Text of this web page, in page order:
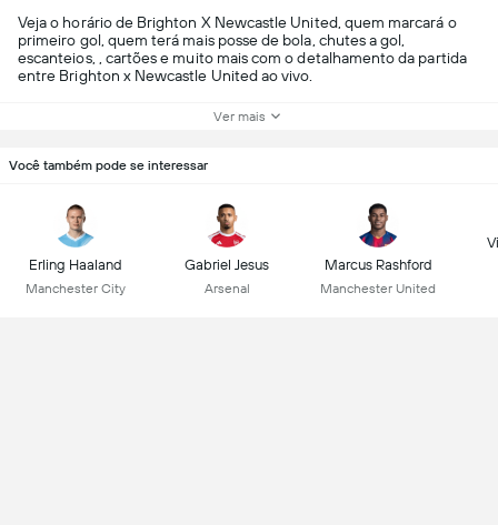
Veja o horário de Brighton X Newcastle United, quem marcará o
primeiro gol, quem terá mais posse de bola, chutes a gol,
escanteios, , cartões e muito mais com o detalhamento da partida
entre Brighton x Newcastle United ao vivo.
Ver mais
Você também pode se interessar
Erling Haaland
Manchester City
Gabriel Jesus
Arsenal
Marcus Rashford
Manchester United